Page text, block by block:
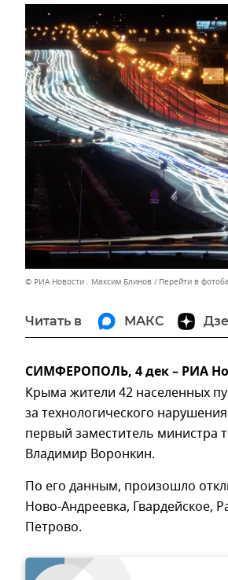
© РИА Новости . Максим Блинов Перейти в
Читать в МАКС
СИМФЕРОПОЛЬ, 4 дек – РИА
Крыма жители 42 населенных
за технологического
первый заместитель министра
Владимир Воронкин.
По его данным, произошло
Ново-Андреевка, Гвардейское,
Петрово.